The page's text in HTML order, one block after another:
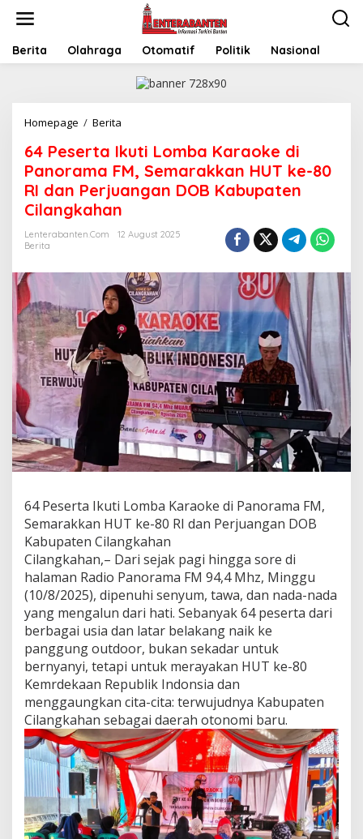
Berita Olahraga Otomatif Politik Nasional
Homepage / Berita
Ikuti
Lomba
Karaoke
di
Panorama
Semarakkan
80
RI
dan
Perjuangan
DOB
Kabupaten
Cilangkahan
64 Peserta Ikuti Lomba Karaoke di
Panorama FM, Semarakkan HUT ke-80
RI dan Perjuangan DOB Kabupaten
Cilangkahan
Lenterabanten.com
12 August 2025
Berita
64 Peserta Ikuti Lomba Karaoke di Panorama FM,
Semarakkan HUT ke-80 RI dan Perjuangan DOB
Kabupaten Cilangkahan
Cilangkahan,– Dari sejak pagi hingga sore di
halaman Radio Panorama FM 94,4 Mhz, Minggu
(10/8/2025), dipenuhi senyum, tawa, dan nada-nada
yang mengalun dari hati. Sebanyak 64 peserta dari
berbagai usia dan latar belakang naik ke
panggung outdoor, bukan sekadar untuk
bernyanyi, tetapi untuk merayakan HUT ke-80
Kemrdekaan Republik Indonsia dan
menggaungkan cita-cita: terwujudnya Kabupaten
Cilangkahan sebagai daerah otonomi baru.